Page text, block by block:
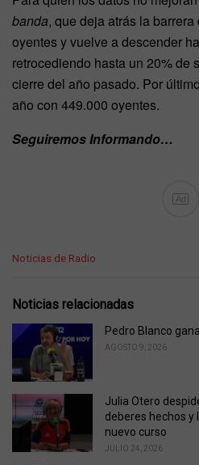
banda, que deja atrás la
oyentes y vuelve a descender
retrocediendo hasta un 20% de
cierre del año pasado. Por
año con 449.000 oyentes.
Seguiremos Informando…
Ad
C
e
r
e
Noticias de Radio
Noticias relacionadas
Pedro Blanco
AGOSTO 9, 2026
Julia Otero
deberes hechos y
nuevo curso
JULIO 24, 2026